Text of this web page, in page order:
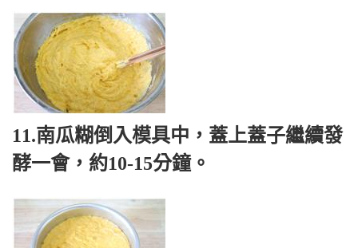
11.南瓜糊倒入模具中，蓋上蓋子繼續發
酵一會，約10-15分鐘。